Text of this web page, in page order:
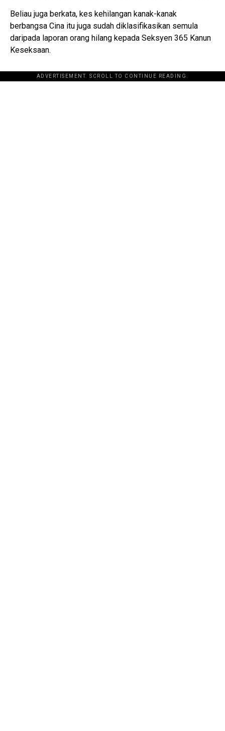
Beliau juga berkata, kes kehilangan kanak-kanak
berbangsa Cina itu juga sudah diklasifikasikan semula
daripada laporan orang hilang kepada Seksyen 365 Kanun
Keseksaan.
ADVERTISEMENT. SCROLL TO CONTINUE READING.